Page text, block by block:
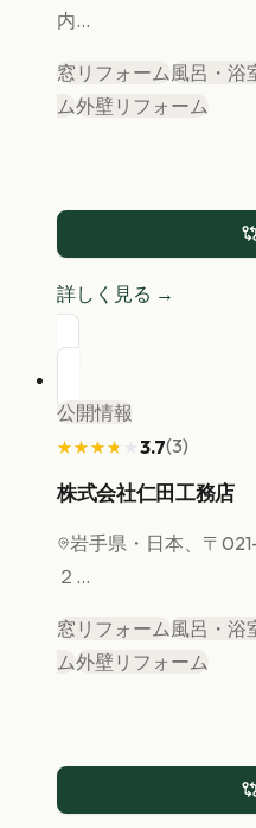
内...
窓リフォーム 風呂・浴
ム外壁リフォーム
詳しく見る →
公開情報
★★★★★
★★★★★ 3.7(3)
株式会社仁田工務店
岩手県 ・日本、〒
２...
窓リフォーム風呂・浴
ム外壁リフォーム